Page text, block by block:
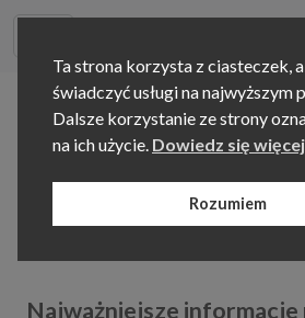
Świąteczno-
i Wydarzenia w Szkole
Przed nami magiczny czas!
wyglądał nasz najbliższy
Najważniejsze informacje
Ta strona korzysta z ciasteczek,
świadczyć usługi na najwyższym
Dalsze korzystanie ze strony
na ich użycie. Dowiedz się więcej
Rozumiem